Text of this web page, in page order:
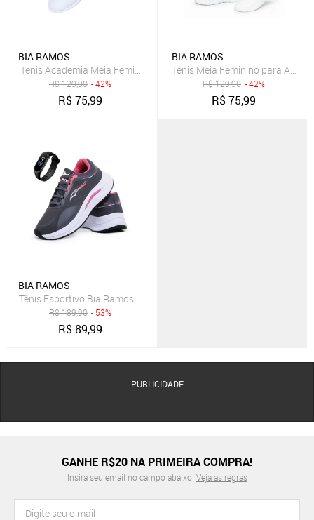
BIA RAMOS
Tenis Academia Meia Feminino Sem Cadarço Leve Confortavel
R$129,90 - 42%
R$75,99
BIA RAMOS
Tênis Meia Feminino para
R$129,90 - 42%
R$75,99
BIA RAMOS
Tênis Esportivo Bia Ramos Caminhada Academia Feminino
R$189,90 - 53%
R$89,99
PUBLICIDADE
GANHE R$20 NA PRIMEIRA COMPRA!
Insira seu email no campo abaixo. Veja as regras